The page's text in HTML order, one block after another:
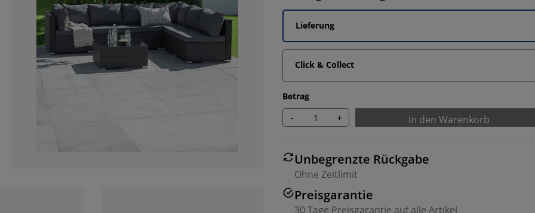
Lieferung
Click & Collect
Betrag
- + In den Warenkorb
Unbegrenzte Rückgabe
Ohne Zeitlimit
Preisgarantie
30 Tage Preisgarantie auf alle Artikel
14.285714285714285%